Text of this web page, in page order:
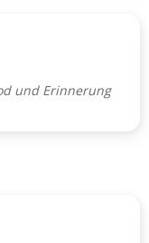
und Erinnerung